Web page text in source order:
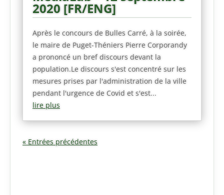
2020 [FR/ENG]
Après le concours de Bulles Carré, à la soirée,
le maire de Puget-Théniers Pierre Corporandy
a prononcé un bref discours devant la
population.Le discours s'est concentré sur les
mesures prises par l'administration de la ville
pendant l'urgence de Covid et s'est...
lire plus
« Entrées précédentes